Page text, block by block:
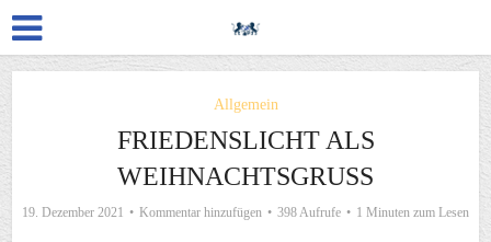
Allgemein
FRIEDENSLICHT ALS
WEIHNACHTSGRUSS
19. Dezember 2021 Kommentar hinzufügen 398 Aufrufe 1 Minuten zum Lesen